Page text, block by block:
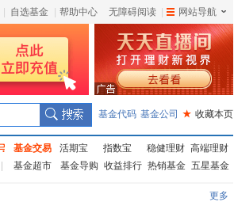
自选基金 帮助中心 无障碍阅读 网站导航
基金代码 基金公司 ★ 收藏本页
基金交易 活期宝 指数宝 稳健理财 高端理财
基金超市
基金导购 收益排行 热销基金 五星基金
更多